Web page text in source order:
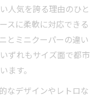
人気を誇る理由のひと
スに柔軟に対応できる
とミニクーパーの違い
ずれもサイズ面で都市
ます。
なデザインやレトロな